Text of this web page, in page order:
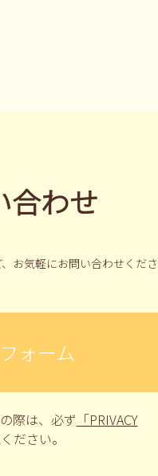
合わせ
お気軽にお問い合わせくださ
ォーム
際は、 必ず 「PRIVACY
ださい。